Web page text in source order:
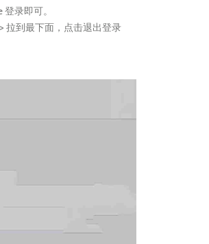
录即可。
拉到最下面，点击退出登录